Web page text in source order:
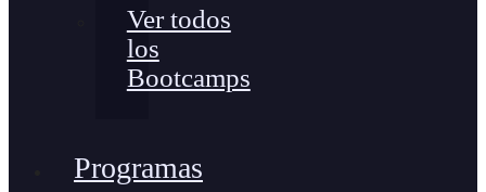
Ver todos
los
Bootcamps
Programas